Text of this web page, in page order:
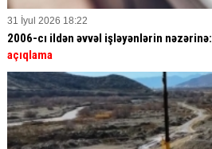
31 İyul 2026 18:22
2006-cı ildən əvvəl işləyənlərin nəzərinə:
açıqlama